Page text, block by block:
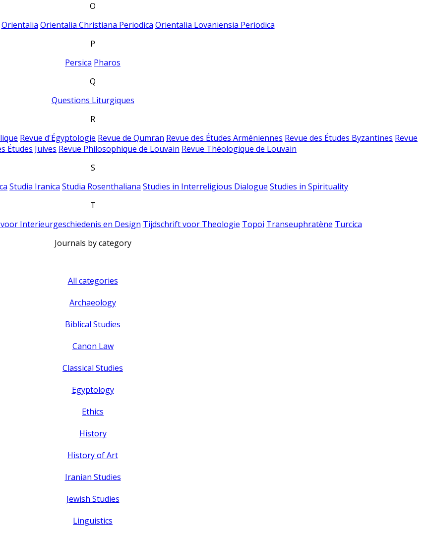
O
Orientalia Orientalia Christiana Periodica Orientalia Lovaniensia Periodica
P
Persica Pharos
Q
Questions Liturgiques
R
Revue d'Égyptologie Revue de Qumran Revue des Études Arméniennes Revue des Études Byzantines Revue
Études Juives Revue Philosophique de Louvain Revue Théologique de Louvain
S
Studia Iranica Studia Rosenthaliana Studies in Interreligious Dialogue Studies in Spirituality
T
Interieurgeschiedenis en Design Tijdschrift voor Theologie Topoi Transeuphratène Turcica
Journals by category
All categories
Archaeology
Biblical Studies
Canon Law
Classical Studies
Egyptology
Ethics
History
History of Art
Iranian Studies
Jewish Studies
Linguistics